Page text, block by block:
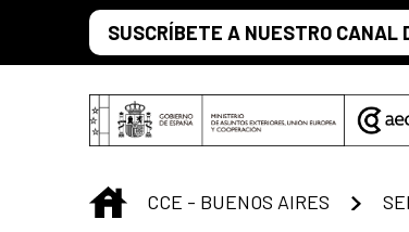
Saltar al contenido principal
SUSCRÍBETE A NUESTRO CANAL
INICIO
CCE - BUENOS AIRES